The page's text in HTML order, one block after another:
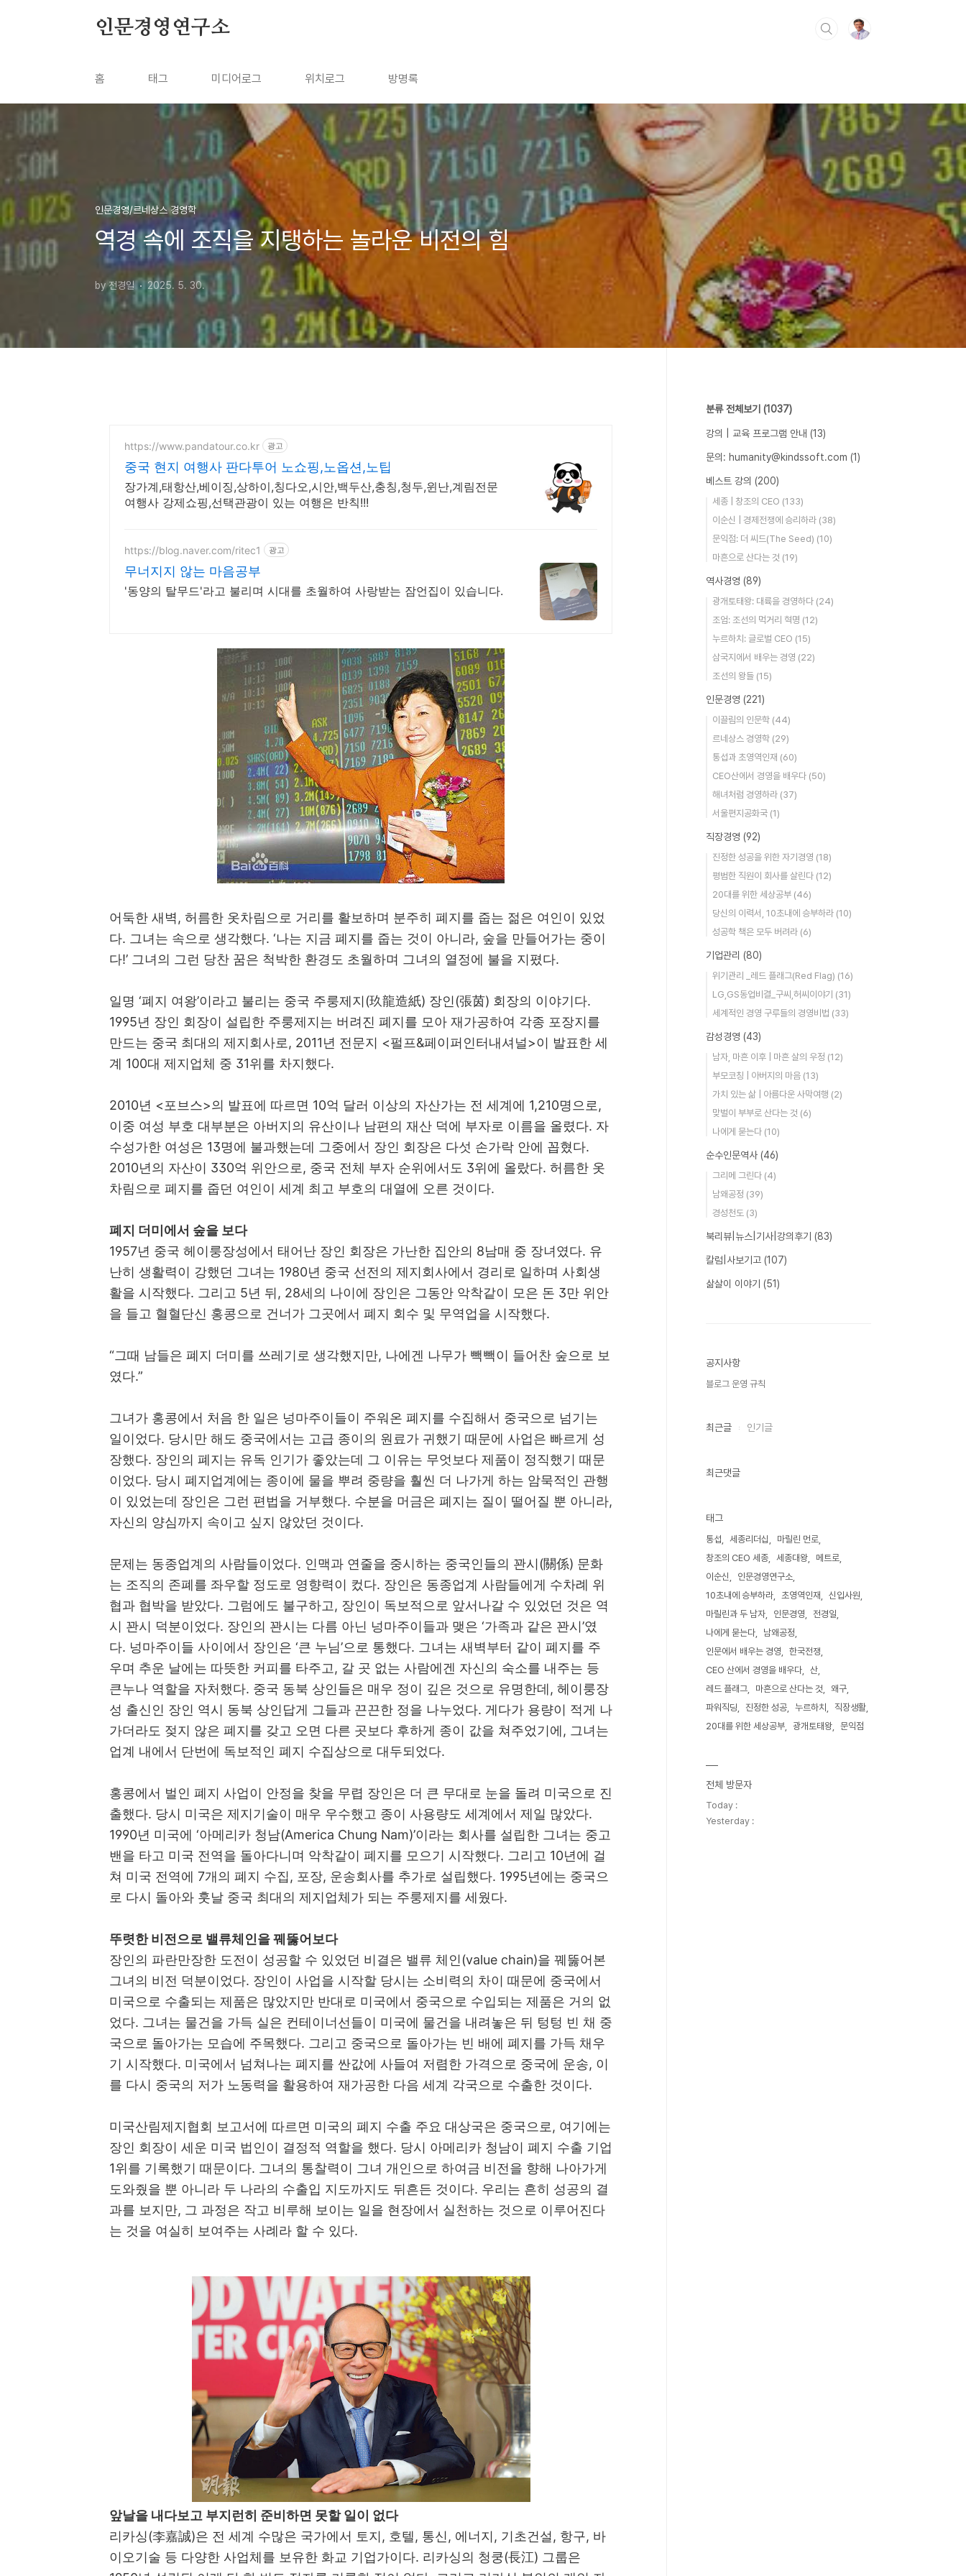
인문경영연구소
홈 태그 미디어로그 위치로그 방명록
인문경영/르네상스 경영학
역경 속에 조직을 지탱하는 놀라운 비전의 힘
by 전경일 2025. 5. 30.
https://www.pandatour.co.kr 광고
중국 현지 여행사 판다투어 노쇼핑,노옵션,노팁
장가계,태항산,베이징,상하이,칭다오,시안,백두산,충칭,청두,윈난,계림전문
여행사 강제쇼핑,선택관광이 있는 여행은 반칙!!!
https://blog.naver.com/ritec1 광고
무너지지 않는 마음공부
'동양의 탈무드'라고 불리며 시대를 초월하여 사랑받는 잠언집이 있습니다.
어둑한 새벽, 허름한 옷차림으로 거리를 활보하며 분주히 폐지를 줍는 젊은 여인이 있었
다. 그녀는 속으로 생각했다. ‘나는 지금 폐지를 줍는 것이 아니라, 숲을 만들어가는 중이
다!’ 그녀의 그런 당찬 꿈은 척박한 환경도 초월하며 그녀의 열정에 불을 지폈다.
일명 ‘폐지 여왕’이라고 불리는 중국 주룽제지 (玖龍造紙) 장인 (張茵) 회장의 이야기다.
1995년 장인 회장이 설립한 주룽제지는 버려진 폐지를 모아 재가공하여 각종 포장지를
만드는 중국 최대의 제지회사로 , 2011년 전문지 <펄프&페이퍼인터내셔널>이 발표한 세
계 100대 제지업체 중 31위를 차지했다.
2010년 <포브스>의 발표에 따르면 10억 달러 이상의 자산가는 전 세계에 1,210명으로 ,
이중 여성 부호 대부분은 아버지의 유산이나 남편의 재산 덕에 부자로 이름을 올렸다. 자
수성가한 여성은 13명에 불과했는데 그중에서 장인 회장은 다섯 손가락 안에 꼽혔다.
2010년의 자산이 330억 위안으로 , 중국 전체 부자 순위에서도 3위에 올랐다. 허름한 옷
차림으로 폐지를 줍던 여인이 세계 최고 부호의 대열에 오른 것이다.
폐지 더미에서 숲을 보다
1957년 중국 헤이룽장성에서 태어난 장인 회장은 가난한 집안의 8남매 중 장녀였다. 유
난히 생활력이 강했던 그녀는 1980년 중국 선전의 제지회사에서 경리로 일하며 사회생
활을 시작했다. 그리고 5년 뒤 , 28세의 나이에 장인은 그동안 악착같이 모은 돈 3만 위안
을 들고 혈혈단신 홍콩으로 건너가 그곳에서 폐지 회수 및 무역업을 시작했다.
“그때 남들은 폐지 더미를 쓰레기로 생각했지만, 나에겐 나무가 빽빽이 들어찬 숲으로 보
였다.”
그녀가 홍콩에서 처음 한 일은 넝마주이들이 주워온 폐지를 수집해서 중국으로 넘기는
일이었다. 당시만 해도 중국에서는 고급 종이의 원료가 귀했기 때문에 사업은 빠르게 성
장했다. 장인의 폐지는 유독 인기가 좋았는데 그 이유는 무엇보다 제품이 정직했기 때문
이었다. 당시 폐지업계에는 종이에 물을 뿌려 중량을 훨씬 더 나가게 하는 암묵적인 관행
이 있었는데 장인은 그런 편법을 거부했다. 수분을 머금은 폐지는 질이 떨어질 뿐 아니라,
자신의 양심까지 속이고 싶지 않았던 것이다.
문제는 동종업계의 사람들이었다. 인맥과 연줄을 중시하는 중국인들의 꽌시 (關係) 문화
는 조직의 존폐를 좌우할 정도로 영향력이 컸다. 장인은 동종업계 사람들에게 수차례 위
협과 협박을 받았다. 그럼에도 불구하고 , 장인이 독보적으로 앞서나갈 수 있었던 것은 역
시 꽌시 덕분이었다. 장인의 꽌시는 다름 아닌 넝마주이들과 맺은 ‘가족과 같은 꽌시’였
다. 넝마주이들 사이에서 장인은 ‘큰 누님’으로 통했다. 그녀는 새벽부터 같이 폐지를 주
우며 추운 날에는 따뜻한 커피를 타주고 , 갈 곳 없는 사람에겐 자신의 숙소를 내주는 등
큰누나 역할을 자처했다. 중국 동북 상인들은 매우 정이 깊은 것으로 유명한데, 헤이룽장
성 출신인 장인 역시 동북 상인답게 그들과 끈끈한 정을 나누었다. 게다가 용량이 적게 나
가더라도 젖지 않은 폐지를 갖고 오면 다른 곳보다 후하게 종이 값을 쳐주었기에, 그녀는
업계 내에서 단번에 독보적인 폐지 수집상으로 대두되었다.
홍콩에서 벌인 폐지 사업이 안정을 찾을 무렵 장인은 더 큰 무대로 눈을 돌려 미국으로 진
출했다. 당시 미국은 제지기술이 매우 우수했고 종이 사용량도 세계에서 제일 많았다.
1990년 미국에 ‘아메리카 청남(America Chung Nam)’이라는 회사를 설립한 그녀는 중고
밴을 타고 미국 전역을 돌아다니며 악착같이 폐지를 모으기 시작했다. 그리고 10년에 걸
쳐 미국 전역에 7개의 폐지 수집 , 포장, 운송회사를 추가로 설립했다. 1995년에는 중국으
로 다시 돌아와 훗날 중국 최대의 제지업체가 되는 주룽제지를 세웠다.
뚜렷한 비전으로 밸류체인을 꿰뚫어보다
장인의 파란만장한 도전이 성공할 수 있었던 비결은 밸류 체인 (value chain)을 꿰뚫어본
그녀의 비전 덕분이었다. 장인이 사업을 시작할 당시는 소비력의 차이 때문에 중국에서
미국으로 수출되는 제품은 많았지만 반대로 미국에서 중국으로 수입되는 제품은 거의 없
었다. 그녀는 물건을 가득 실은 컨테이너선들이 미국에 물건을 내려놓은 뒤 텅텅 빈 채 중
국으로 돌아가는 모습에 주목했다. 그리고 중국으로 돌아가는 빈 배에 폐지를 가득 채우
기 시작했다. 미국에서 넘쳐나는 폐지를 싼값에 사들여 저렴한 가격으로 중국에 운송, 이
를 다시 중국의 저가 노동력을 활용하여 재가공한 다음 세계 각국으로 수출한 것이다.
미국산림제지협회 보고서에 따르면 미국의 폐지 수출 주요 대상국은 중국으로 , 여기에는
장인 회장이 세운 미국 법인이 결정적 역할을 했다. 당시 아메리카 청남이 폐지 수출 기업
1위를 기록했기 때문이다. 그녀의 통찰력이 그녀 개인으로 하여금 비전을 향해 나아가게
도와줬을 뿐 아니라 두 나라의 수출입 지도까지도 뒤흔든 것이다. 우리는 흔히 성공의 결
과를 보지만, 그 과정은 작고 비루해 보이는 일을 현장에서 실천하는 것으로 이루어진다
는 것을 여실히 보여주는 사례라 할 수 있다.
앞날을 내다보고 부지런히 준비하면 못할 일이 없다
리카싱(李嘉誠)은 전 세계 수많은 국가에서 토지 , 호텔, 통신 , 에너지 , 기초건설 , 항구, 바
이오기술 등 다양한 사업체를 보유한 화교 기업가이다. 리카싱의 청쿵(長江) 그룹은
분류 전체보기 (1037)
강의 | 교육 프로그램 안내 (13)
문의: humanity@kindssoft.com (1)
베스트 강의 (200)
세종 | 창조의 CEO (133)
이순신 | 경제전쟁에 승리하라 (38)
문익점: 더 씨드(The Seed) (10)
마흔으로 산다는 것 (19)
역사경영 (89)
광개토태왕: 대륙을 경영하다 (24)
조엄: 조선의 먹거리 혁명 (12)
누르하치: 글로벌 CEO (15)
삼국지에서 배우는 경영 (22)
조선의 왕들 (15)
인문경영 (221)
이끌림의 인문학 (44)
르네상스 경영학 (29)
통섭과 초영역인재 (60)
CEO산에서 경영을 배우다 (50)
해녀처럼 경영하라 (37)
서울편지공화국 (1)
직장경영 (92)
진정한 성공을 위한 자기경영 (18)
평범한 직원이 회사를 살린다 (12)
20대를 위한 세상공부 (46)
당신의 이력서, 10초내에 승부하라 (10)
성공학 책은 모두 버려라 (6)
기업관리 (80)
위기관리 _레드 플래그(Red Flag) (16)
LG,GS동업비결_구씨,허씨이야기 (31)
세계적인 경영 구루들의 경영비법 (33)
감성경영 (43)
남자, 마흔 이후 | 마흔 살의 우정 (12)
부모코칭 | 아버지의 마음 (13)
가치 있는 삶 | 아름다운 사막여행 (2)
맞벌이 부부로 산다는 것 (6)
나에게 묻는다 (10)
순수인문역사 (46)
그리메 그린다 (4)
남왜공정 (39)
경성천도 (3)
북리뷰|뉴스|기사|강의후기 (83)
칼럼|사보기고 (107)
삶살이 이야기 (51)
공지사항
블로그 운영 규칙
최근글 인기글
최근댓글
태그
통섭 세종리더십
마릴린 먼로
창조의 CEO 세종
세종대왕
메트로
이순신
인문경영연구소
10초내에 승부하라
초영역인재
신입사원
마릴린과 두 남자
인문경영
전경일
나에게 묻는다
남왜공정
인문에서 배우는 경영
한국전쟁
CEO 산에서 경영을 배우다
산
레드 플래그
마흔으로 산다는 것
왜구
파워직딩
진정한 성공 누르하치
직장생활
20대를 위한 세상공부
광개토태왕 문익점
전체 방문자
Today :
Yesterday :